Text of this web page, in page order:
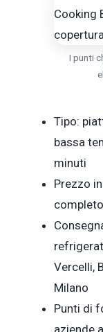
I punti
Tipo:
bassa
minuti
Prezzo
Vercelli,
Milano
Punti di
aziende